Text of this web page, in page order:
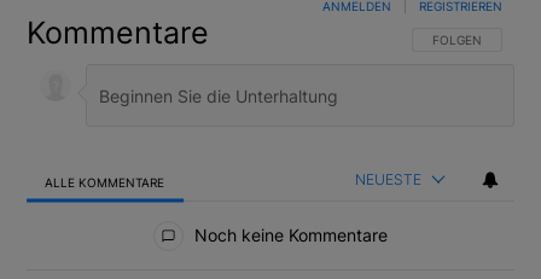
Kommentare FOLGE DIESER
FOLGEN
ANMELDEN REGISTRIEREN
ALLE KOMMENTARE NEUESTE
Noch keine Kommentare